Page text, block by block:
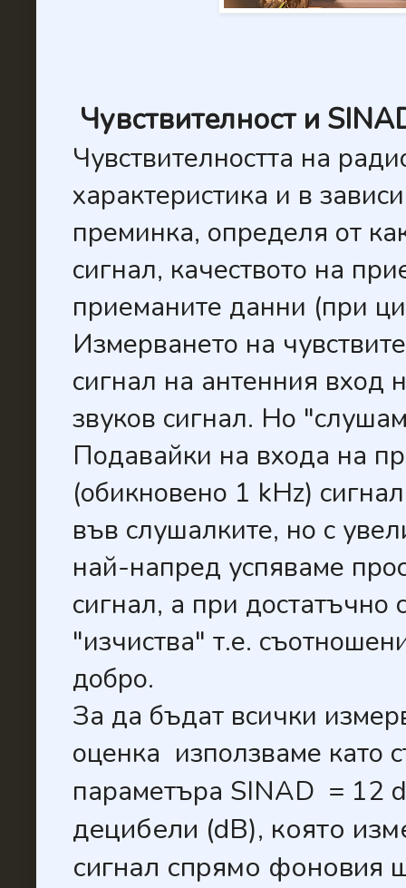
Чувствителност и
Чувствителността на
характеристика и в
преминка, определя от
сигнал, качеството на
приеманите данни (при
Измерването на
сигнал на антенния
звуков сигнал. Но
Подавайки на входа на
(обикновено 1 kHz)
във слушалките, но с
най-напред успяваме
сигнал, а при достатъчно
"изчиства" т.е.
добро.
За да бъдат всички
оценка използваме като
параметъра SINAD = 12
децибели (dB), която
сигнал спрямо фоновия